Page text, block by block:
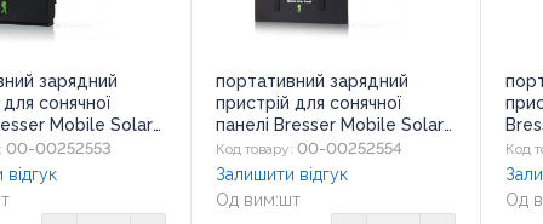
зарядний
сонячної
Mobile Solar
Watt USB DC
00-00252553
см
портативний зарядний
пристрій для сонячної
панелі Bresser Mobile Solar
Charger 90 Watt USB DC
(3810060 930151)
Код товару: 00-00252554
Од вим:шт
52x37x4,5 см
Залишити відгук
120
Код
Од